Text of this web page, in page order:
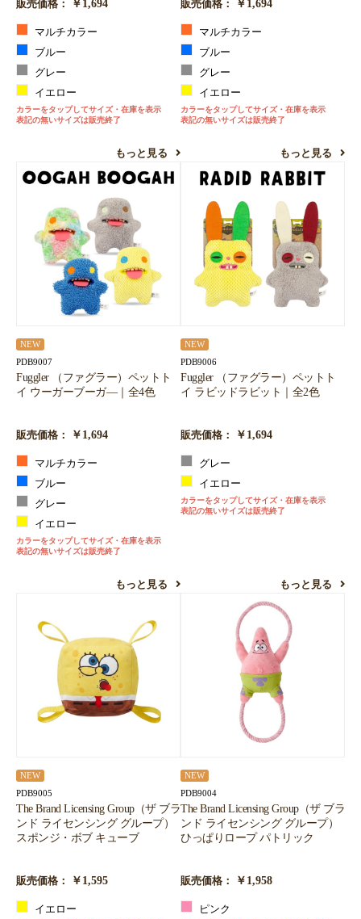
販売価格： ￥1,694
マルチカラー
ブルー
グレー
イエロー
カラーをタップしてサイズ・在庫を表示
表記の無いサイズは販売終了
もっと見る
販売価格： ￥1,694
マルチカラー
ブルー
グレー
イエロー
カラーをタップしてサイズ・在庫を表示
表記の無いサイズは販売終了
もっと見る
NEW
PDB9007
Fuggler （ファグラー）ペットト
イ ウーガーブーガ―｜全4色
販売価格： ￥1,694
マルチカラー
ブルー
グレー
イエロー
カラーをタップしてサイズ・在庫を表示
表記の無いサイズは販売終了
もっと見る
NEW
PDB9006
Fuggler （ファグラー）ペットト
イ ラビッドラビット｜全2色
販売価格： ￥1,694
グレー
イエロー
カラーをタップしてサイズ・在庫を表示
表記の無いサイズは販売終了
もっと見る
NEW
PDB9005
The Brand Licensing Group（ザ ブラ
ンド ライセンシング グループ）
スポンジ・ボブ キューブ
販売価格： ￥1,595
イエロー
NEW
PDB9004
The Brand Licensing Group（ザ ブラ
ンド ライセンシング グループ）
ひっぱりロープ パトリック
販売価格： ￥1,958
ピンク